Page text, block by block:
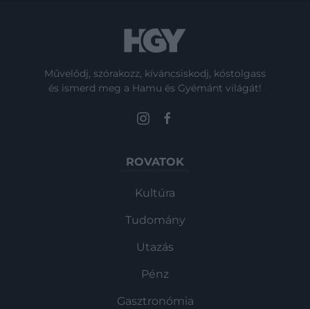
Művelődj, szórakozz, kíváncsiskodj, kóstolgass
és ismerd meg a Hamu és Gyémánt világát!
ROVATOK
Kultúra
Tudomány
Utazás
Pénz
Gasztronómia